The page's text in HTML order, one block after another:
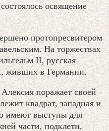
освящение
протопресвитером
На торжествах
II, русская
живших в Германии.
поражает своей
квадрат, западная и
имеют выступы для
части, подклети,